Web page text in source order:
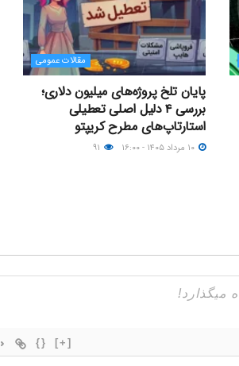
مقالات عمومی
پایان تلخ پروژه‌های میلیون دلاری؛
بررسی ۴ دلیل اصلی تعطیلی
استارتاپ‌های مطرح کریپتو
{} [+]